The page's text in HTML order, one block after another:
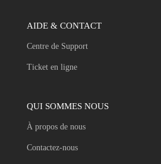
AIDE & CONTACT
Centre de Support
Ticket en ligne
QUI SOMMES NOUS
À propos de nous
Contactez-nous